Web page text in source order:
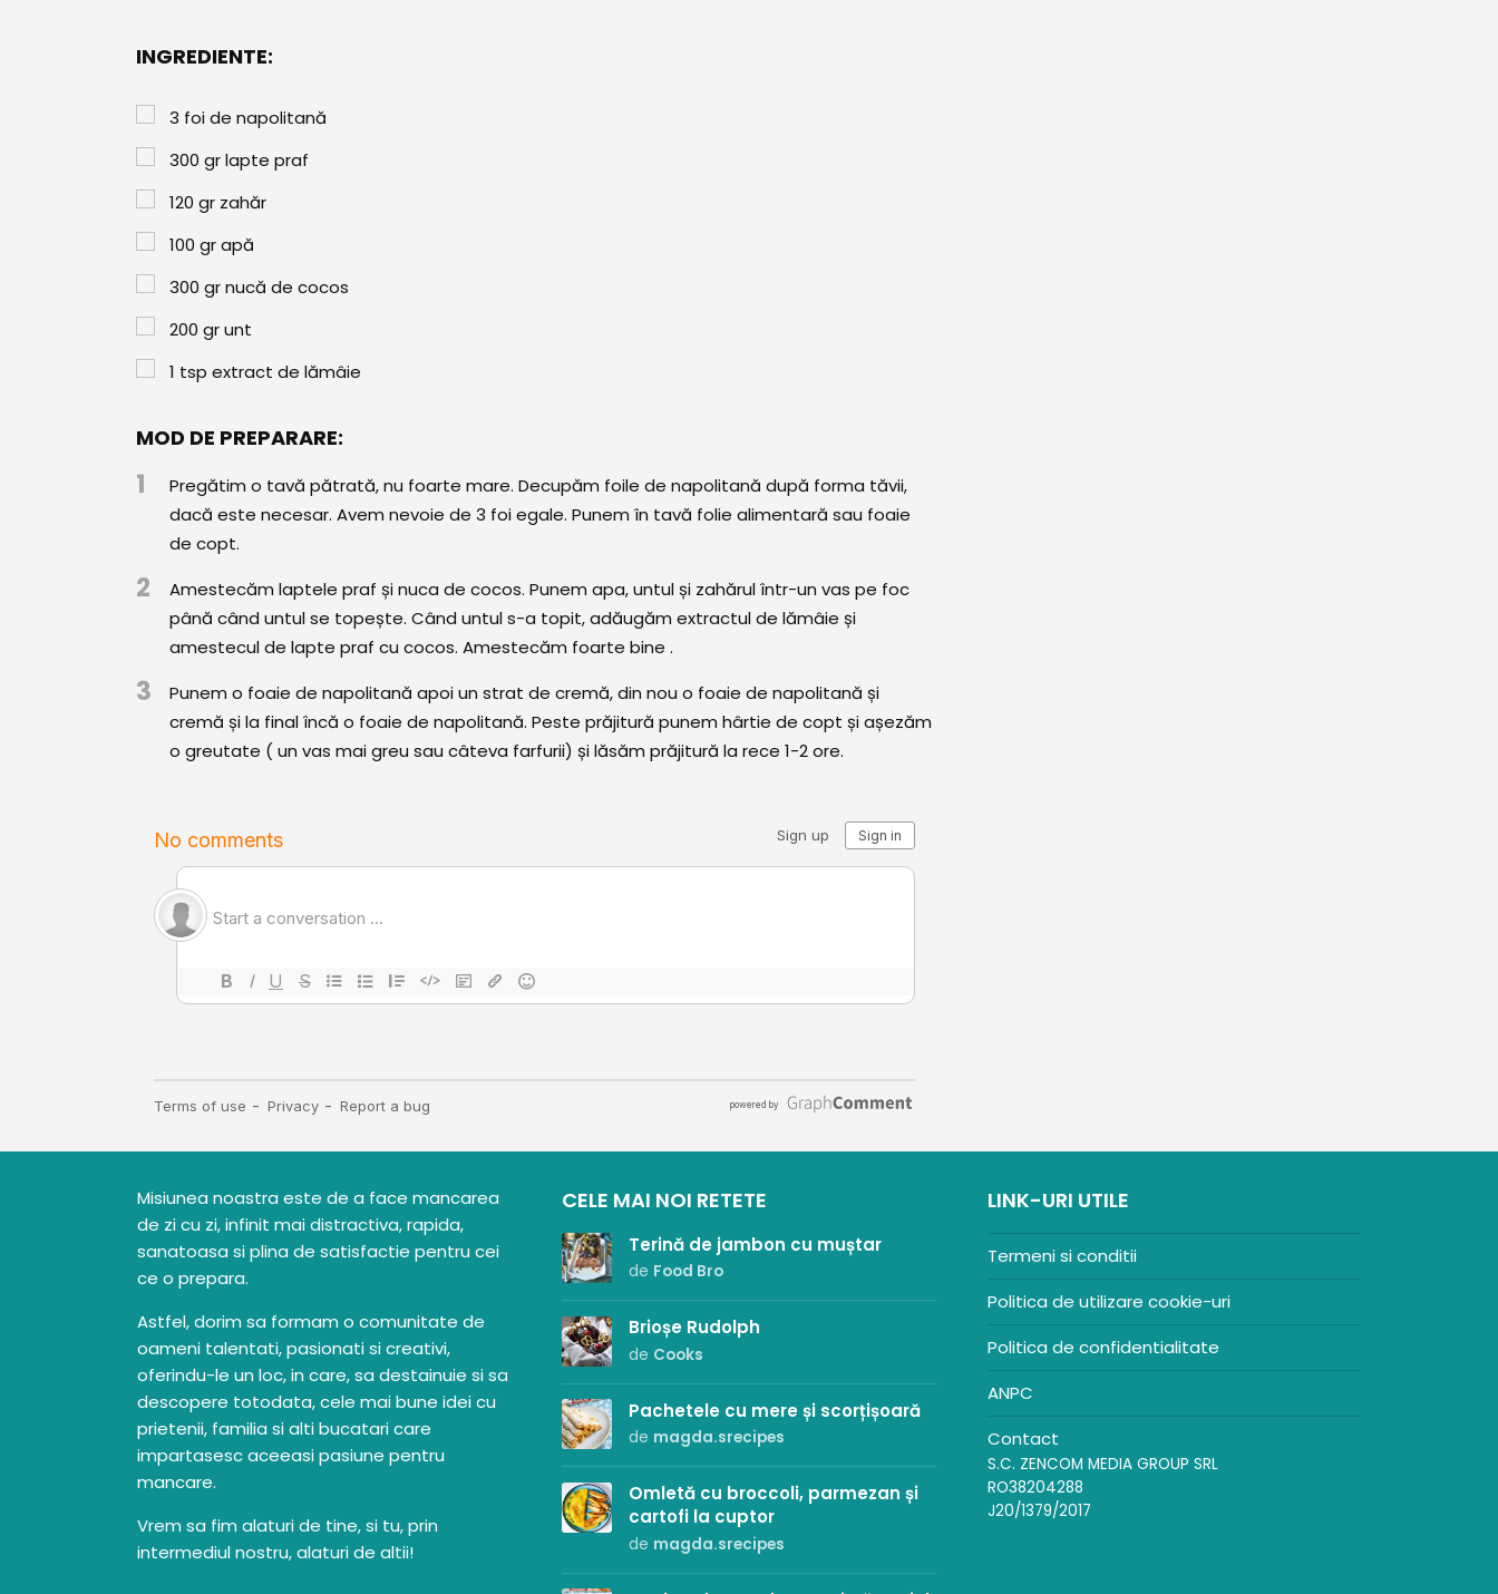
INGREDIENTE:
3 foi de napolitană
300 grlapte praf
120 gr zahăr
100 grapă
300 grnucă de cocos
200 grunt
1 tsp extract de lămâie
MOD DE PREPARARE:
1
Pregătim o tavă pătrată, nu foarte mare. Decupăm foile de napolitană după forma tăvii,
dacă este necesar. Avem nevoie de 3 foi egale. Punem în tavă folie alimentară sau foaie
de copt.
2
Amestecăm laptele praf și nuca de cocos. Punem apa, untul și zahărul într-un vas pe foc
până când untul se topește. Când untul s-a topit, adăugăm extractul de lămâie și
amestecul de lapte praf cu cocos. Amestecăm foarte bine .
3
Punem o foaie de napolitană apoi un strat de cremă, din nou o foaie de napolitană și
cremă și la final încă o foaie de napolitană. Peste prăjitură punem hârtie de copt și așezăm
o greutate ( un vas mai greu sau câteva farfurii) și lăsăm prăjitură la rece 1-2 ore.
Misiunea noastra este de a face mancarea
de zi cu zi, infinit mai distractiva, rapida,
sanatoasa si plina de satisfactie pentru cei
ce o prepara.
Astfel, dorim sa formam o comunitate de
oameni talentati, pasionati si creativi,
oferindu-le un loc, in care, sa destainuie si sa
descopere totodata, cele mai bune idei cu
prietenii, familia si alti bucatari care
impartasesc aceeasi pasiune pentru
mancare.
Vrem sa fim alaturi de tine, si tu, prin
intermediul nostru, alaturi de altii!
CELE MAI NOI RETETE
Terină de jambon cu muștar
de Food Bro
Brioșe Rudolph
de Cooks
Pachetele cu mere și scorțișoară
de magda.srecipes
Omletă cu broccoli, parmezan și
cartofi la cuptor
de magda.srecipes
LINK-URI UTILE
Termeni si conditii
Politica de utilizare cookie-uri
Politica de confidentialitate
ANPC
Contact
S.C. ZENCOM MEDIA GROUP SRL
RO38204288
J20/1379/2017